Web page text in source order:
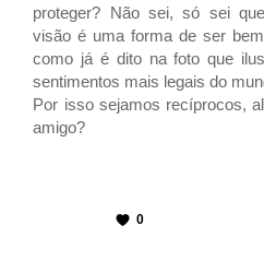
proteger? Não sei, só sei
visão é uma forma de ser
como já é dito na foto que
sentimentos mais legais do
Por isso sejamos recíprocos,
amigo?
0